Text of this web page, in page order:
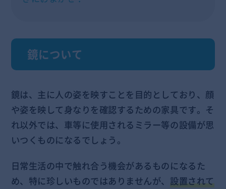
鏡について
鏡は、主に人の姿を映すことを目的としており、顔
や姿を映して身なりを確認するための家具です。そ
れ以外では、車等に使用されるミラー等の設備が思
いつくものになるでしょう。
日常生活の中で触れ合う機会があるものになるた
め、特に珍しいものではありませんが、 設置されて